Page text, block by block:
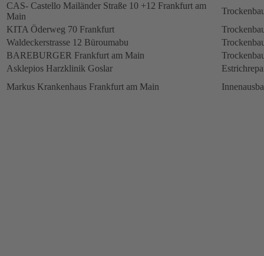
CAS- Castello Mailänder Straße 10 +12 Frankfurt am
Main
KITA Öderweg 70 Frankfurt
Waldeckerstrasse 12 Büroumabu
BAREBURGER Frankfurt am Main
Asklepios Harzklinik Goslar
Markus Krankenhaus Frankfurt am Main